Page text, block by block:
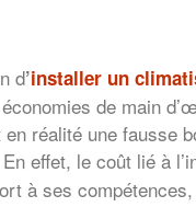
d’installer un
de main
en réalité une fausse
effet, le coût lié à
à ses